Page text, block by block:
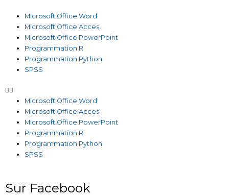
Microsoft Office Word
Microsoft Office Acces
Microsoft Office PowerPoint
Programmation R
Programmation Python
SPSS
Microsoft Office Word
Microsoft Office Acces
Microsoft Office PowerPoint
Programmation R
Programmation Python
SPSS
Sur Facebook